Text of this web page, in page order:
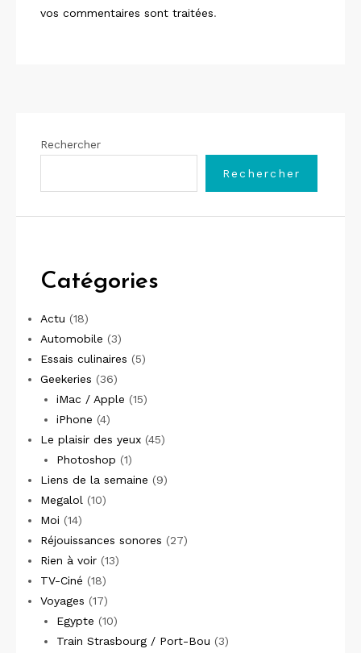
vos commentaires sont traitées.
Rechercher
Rechercher
Catégories
Actu (18)
Automobile (3)
Essais culinaires (5)
Geekeries (36)
iMac / Apple (15)
iPhone (4)
Le plaisir des yeux (45)
Photoshop (1)
Liens de la semaine (9)
Megalol (10)
Moi (14)
Réjouissances sonores (27)
Rien à voir (13)
TV-Ciné (18)
Voyages (17)
Egypte (10)
Train Strasbourg / Port-Bou (3)